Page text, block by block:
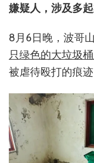
嫌疑人，涉及多起
8月6日晚，波哥
只绿色的大垃圾
被虐待殴打的痕迹